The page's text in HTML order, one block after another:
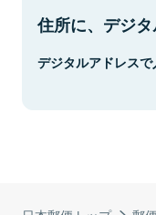
住所に、デジタ
デジタルアドレスで